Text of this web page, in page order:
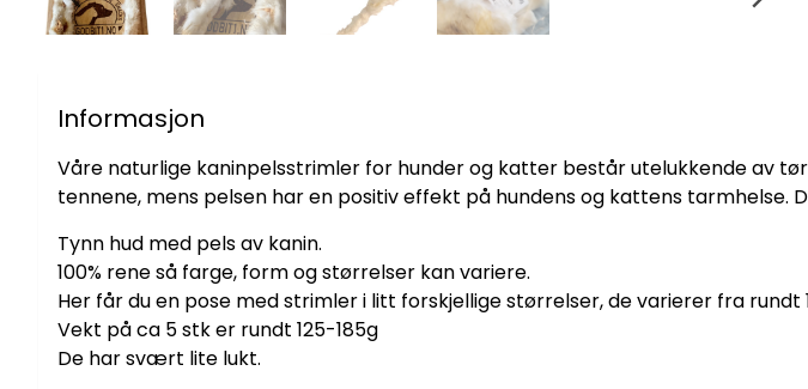
Informasjon
Våre naturlige kaninpelsstrimler for hunder og katter består utelukkende av
tennene, mens pelsen har en positiv effekt på hundens og kattens
Tynn hud med pels av kanin.
100% rene så farge, form og størrelser kan variere.
Her får du en pose med strimler i litt forskjellige størrelser, de varierer fra rundt
Vekt på ca 5 stk er rundt 125-185g
De har svært lite lukt.